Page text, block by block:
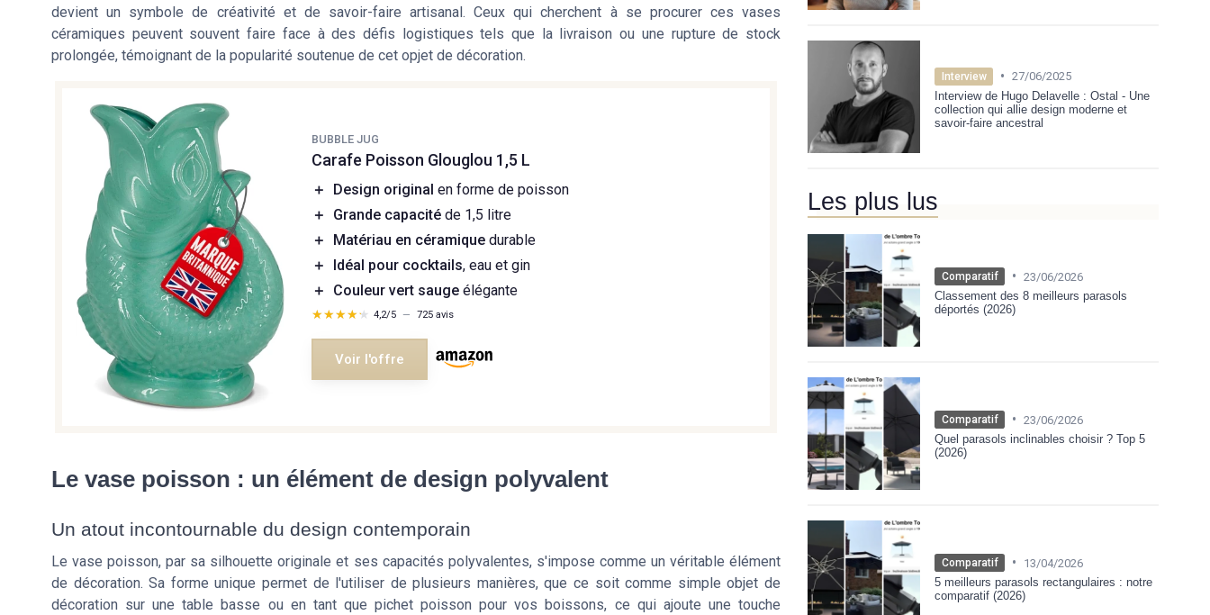
devient un symbole de créativité et de savoir-faire artisanal. Ceux qui cherchent à se procurer ces vases
céramiques peuvent souvent faire face à des défis logistiques tels que la livraison ou une rupture de stock
prolongée, témoignant de la popularité soutenue de cet opjet de décoration.
BUBBLE JUG
Carafe Poisson Glouglou 1,5 L
＋ Design original en forme de poisson
＋
Grande capacité de 1,5 litre
＋
Matériau en céramique durable
＋
Idéal pour cocktails, eau et gin
＋
Couleur vert sauge élégante
★★★★★
★★★★★ 4,2/5 — 725 avis
Voir l'offre
Le vase poisson : un élément de design polyvalent
Un atout incontournable du design contemporain
Le vase poisson, par sa silhouette originale et ses capacités polyvalentes, s'impose comme un véritable élément
de décoration. Sa forme unique permet de l'utiliser de plusieurs manières, que ce soit comme simple objet de
décoration sur une table basse ou en tant que pichet poisson pour vos boissons, ce qui ajoute une touche
Interview • 27/06/2025
Interview de Hugo Delavelle : Ostal - Une
collection qui allie design moderne et
savoir-faire ancestral
Les plus lus
Comparatif • 23/06/2026
Classement des 8 meilleurs parasols
déportés (2026)
Comparatif • 23/06/2026
Quel parasols inclinables choisir ? Top 5
(2026)
Comparatif •
13/04/2026
5 meilleurs parasols rectangulaires : notre
comparatif (2026)